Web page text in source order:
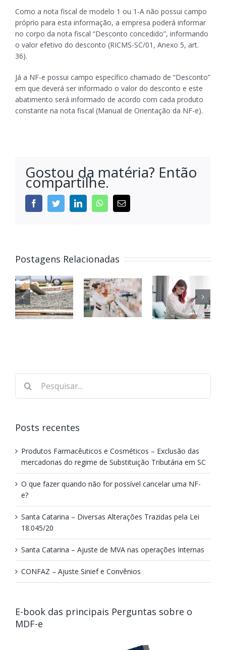
Como a nota fiscal de modelo 1 ou 1-A não possui campo
próprio para esta informação, a empresa poderá informar
no corpo da nota fiscal “Desconto concedido”, informando
o valor efetivo do desconto (RICMS-SC/01, Anexo 5, art.
36).
Já a NF-e possui campo específico chamado de “Desconto”
em que deverá ser informado o valor do desconto e este
abatimento será informado de acordo com cada produto
constante na nota fiscal (Manual de Orientação da NF-e).
Gostou da matéria? Então
compartilhe.
Postagens Relacionadas
Posts recentes
Produtos Farmacêuticos e Cosméticos – Exclusão das
mercadorias do regime de Substituição Tributária em SC
O que fazer quando não for possível cancelar uma NF-
e?
Santa Catarina – Diversas Alterações Trazidas pela Lei
18.045/20
Santa Catarina – Ajuste de MVA nas operações Internas
CONFAZ – Ajuste Sinief e Convênios
E-book das principais Perguntas sobre o
MDF-e